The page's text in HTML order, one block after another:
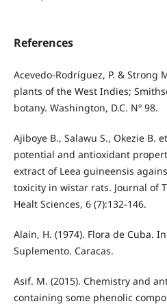
References
Acevedo-Rodríguez, P. & Strong
plants of the West Indies;
botany. Washington, D.C. Nº 98.
Ajiboye B., Salawu S., Okezie B.
potential and antioxidant
extract of Leea guineensis
toxicity in wistar rats. Journal of
Healt Sciences, 6 (7):132-146.
Alain, H. (1974). Flora de Cuba.
Suplemento. Caracas.
Asif. M. (2015). Chemistry and
containing some phenolic